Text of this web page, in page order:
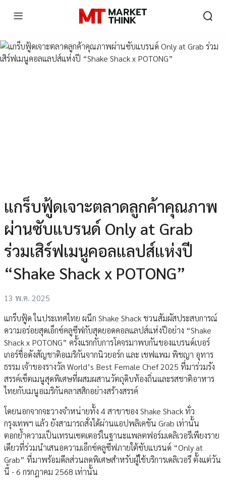
แกร็บฟู้ดเจาะตลาดลูกค้าคุณภาพ
ผ่านซับแบรนด์ Only at Grab
ร่วมเสิร์ฟเมนูคอลแลปส์แห่งปี
“Shake Shack x POTONG”
13 พ.ค. 2025
แกร็บฟู้ด ในประเทศไทย ผนึก Shake Shack ชวนสัมผัสประสบการณ์
ความอร่อยสุดเอ็กซ์คลูซีฟกับสุดยอดคอลแลปส์แห่งปีอย่าง “Shake
Shack x POTONG” ครั้งแรกกับการโคจรมาพบกันของแบรนด์เบอร์
เกอร์ชื่อดังสัญชาติอเมริกันจากนิวยอร์ก และ เชฟแพม พิชญา อุทาร
ธรรม เจ้าของรางวัล World’s Best Female Chef 2025 ที่มาร่วมรัง
สรรค์เซ็ตเมนูสุดพิเศษที่ผสมผสานวัตถุดิบท้องถิ่นและรสชาติอาหาร
ไทยกับเมนูอเมริกันคลาสสิกอย่างสร้างสรรค์
โดยนอกจากจะวางจำหน่ายทั้ง 4 สาขาของ Shake Shack ทั่ว
กรุงเทพฯ แล้ว ยังสามารถสั่งได้ผ่านแอปพลิเคชัน Grab เท่านั้น
ตอกย้ำความเป็นเทรนเซตเตอร์ในฐานะแพลตฟอร์มเดลิเวอรีเพียงราย
เดียวที่ร่วมนำเสนอความเอ็กซ์คลูซีฟภายใต้ซับแบรนด์ “Only at
Grab” ที่มาพร้อมดีลส่วนลดพิเศษสำหรับผู้ใช้บริการเดลิเวอรี ตั้งแต่วัน
นี้ - 6 กรกฎาคม 2568 เท่านั้น